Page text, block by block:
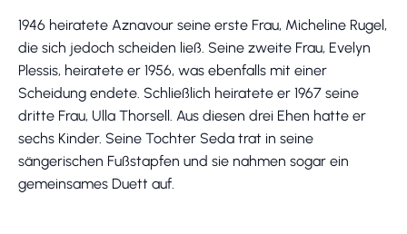
1946 heiratete Aznavour seine erste Frau, Micheline Rugel,
die sich jedoch scheiden ließ. Seine zweite Frau, Evelyn
Plessis, heiratete er 1956, was ebenfalls mit einer
Scheidung endete. Schließlich heiratete er 1967 seine
dritte Frau, Ulla Thorsell. Aus diesen drei Ehen hatte er
sechs Kinder. Seine Tochter Seda trat in seine
sängerischen Fußstapfen und sie nahmen sogar ein
gemeinsames Duett auf.